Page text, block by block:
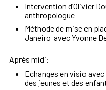
Intervention d’Olivier
anthropologue
Méthode de mise en
Janeiro avec Yvonne
Après midi:
Echanges en visio avec
des jeunes et des